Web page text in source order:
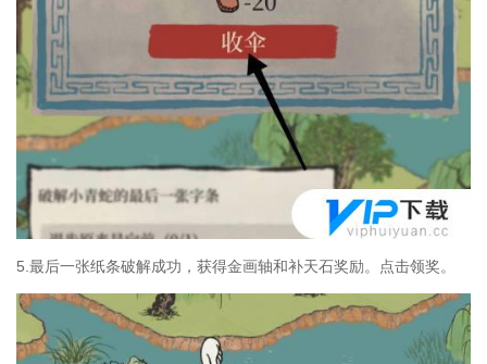
5.最后一张纸条破解成功，获得金画轴和补天石奖励。点击领奖。